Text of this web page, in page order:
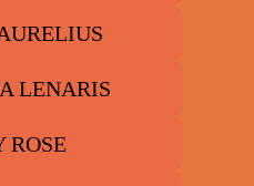
LENARIS
ROSE